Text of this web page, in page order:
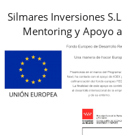
Silmares Inversiones
Mentoring y Apoyo